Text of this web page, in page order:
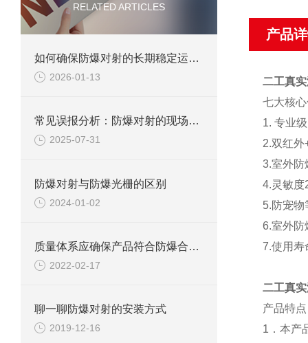
RELATED ARTICLES
如何确保防爆对射的长期稳定运行？
2026-01-13
常见误报分析：防爆对射的现场调试避坑指南
2025-07-31
防爆对射与防爆光栅的区别
2024-01-02
质量体系应确保产品符合防爆合格证和技术文件规定的防爆型式。
2022-02-17
聊一聊防爆对射的安装方式
2019-12-16
产品
二工真
七大核
1. 专业
2.双红外
3.室外防
4.灵敏度
5.防宠
6.室外防
7.使用寿
二工真
产品特点
1．本产